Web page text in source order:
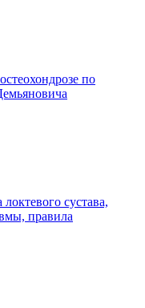
по
сустава,
правила